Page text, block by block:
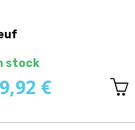
En stock
7,08 €